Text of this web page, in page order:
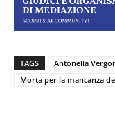
TAGS Antonella
Morta per la mancanza